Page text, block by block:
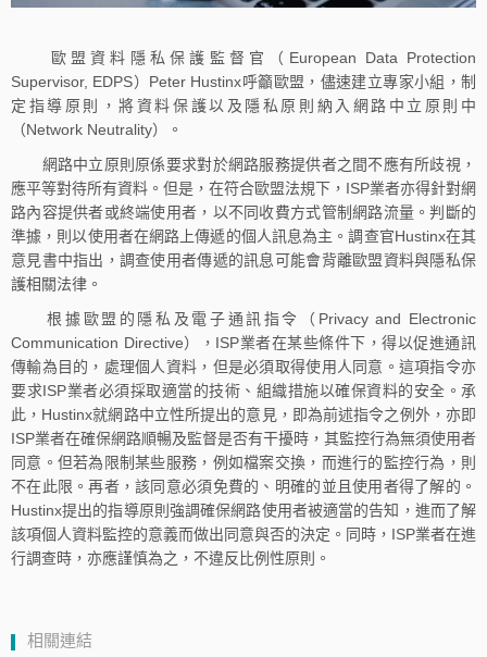
歐盟資料隱私保護監督官（European Data Protection
Supervisor, EDPS）Peter Hustinx呼籲歐盟，儘速建立專家小組，制
定指導原則，將資料保護以及隱私原則納入網路中立原則中
（Network Neutrality）。
網路中立原則原係要求對於網路服務提供者之間不應有所歧視，
應平等對待所有資料。但是，在符合歐盟法規下，ISP業者亦得針對網
路內容提供者或終端使用者，以不同收費方式管制網路流量。判斷的
準據，則以使用者在網路上傳遞的個人訊息為主。調查官Hustinx在其
意見書中指出，調查使用者傳遞的訊息可能會背離歐盟資料與隱私保
護相關法律。
根據歐盟的隱私及電子通訊指令（Privacy and Electronic
Communication Directive），ISP業者在某些條件下，得以促進通訊
傳輸為目的，處理個人資料，但是必須取得使用人同意。這項指令亦
要求ISP業者必須採取適當的技術、組織措施以確保資料的安全。承
此，Hustinx就網路中立性所提出的意見，即為前述指令之例外，亦即
ISP業者在確保網路順暢及監督是否有干擾時，其監控行為無須使用者
同意。但若為限制某些服務，例如檔案交換，而進行的監控行為，則
不在此限。再者，該同意必須免費的、明確的並且使用者得了解的。
Hustinx提出的指導原則強調確保網路使用者被適當的告知，進而了解
該項個人資料監控的意義而做出同意與否的決定。同時，ISP業者在進
行調查時，亦應謹慎為之，不違反比例性原則。
相關連結